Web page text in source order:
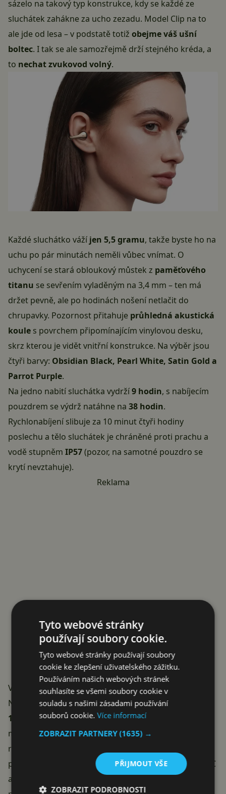
sázelo na takový typ konstrukce, kdy se každé ze
sluchátek zahákne za ucho zezadu. Model Clip na to
ale jde od lesa – v podstatě totiž obejme váš ušní
boltec. I tak se ale samozřejmě drží stejného kréda, a
to nechat zvukovod volný.
Každé sluchátko váží jen 5,5 gramu, takže byste ho na
uchu po pár minutách neměli vůbec vnímat. O
uchycení se stará obloukový můstek z paměťového
titanu se sevřením vyladěným na 3,4 mm – ten má
držet pevně, ale po hodinách nošení netlačit do
chrupavky. Pozornost přitahuje průhledná akustická
koule s povrchem připomínajícím vinylovou desku,
skrz kterou je vidět vnitřní konstrukce. Na výběr jsou
čtyři barvy: Obsidian Black, Pearl White, Satin Gold a
Parrot Purple.
Na jedno nabití sluchátka vydrží9 hodin, s nabíjecím
pouzdrem se výdrž natáhne na 38 hodin.
Rychlonabíjení slibuje za 10 minut čtyři hodiny
poslechu a tělo sluchátek je chráněné proti prachu a
vodě stupněm IP57(pozor, na samotné pouzdro se
krytí nevztahuje).
Reklama
Velký měnič a Hi-Res zvuk
Navzdory drobným rozměrům dostala sluchátka
11mm dynamický měničs membránou pokrytou
mikrokrystalickým kovem, který pokrývá frekvenční
rozsah
přenosu Xiaomi vsadilo na
Bluetooth 5.4a kromě AAC
a SBC i na vysoce kvalitní kodek
Tyto webové stránky
používají soubory cookie.
Tyto webové stránky používají soubory
cookie ke zlepšení uživatelského zážitku.
Používáním našich webových stránek
souhlasíte se všemi soubory cookie v
souladu s našimi zásadami používání
souborů cookie.Více informací
ZOBRAZIT PARTNERY(1635) →
PŘIJMOUT VŠE
ZOBRAZIT PODROBNOSTI